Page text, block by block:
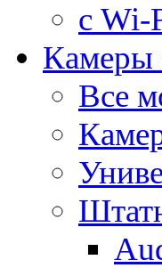
с Wi-
Камеры
Все